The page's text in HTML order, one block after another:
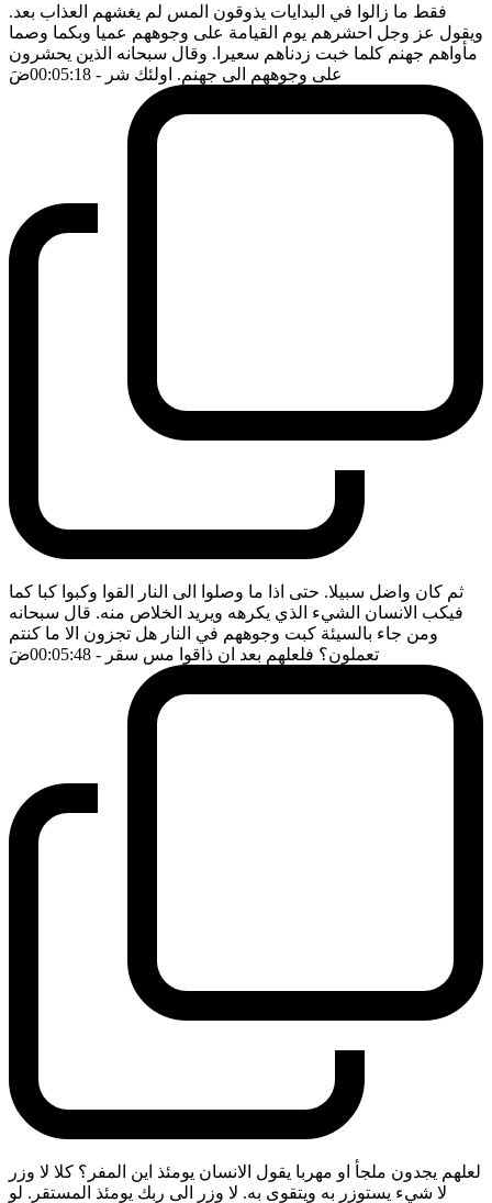
فقط ما زالوا في البدايات يذوقون المس لم يغشهم العذاب بعد.
ويقول عز وجل احشرهم يوم القيامة على وجوههم عميا وبكما وصما
مأواهم جهنم كلما خبت زدناهم سعيرا. وقال سبحانه الذين يحشرون
على وجوههم الى جهنم. اولئك شر - 00:05:18 ضَ
ثم كان واضل سبيلا. حتى اذا ما وصلوا الى النار القوا وكبوا كبا كما
فيكب الانسان الشيء الذي يكرهه ويريد الخلاص منه. قال سبحانه
ومن جاء بالسيئة كبت وجوههم في النار هل تجزون الا ما كنتم
تعملون؟ فلعلهم بعد ان ذاقوا مس سقر - 00:05:48 ضَ
لعلهم يجدون ملجأ او مهربا يقول الانسان يومئذ اين المفر؟ كلا لا وزر
لا شيء يستوزر به ويتقوى به. لا وزر الى ربك يومئذ المستقر. لو